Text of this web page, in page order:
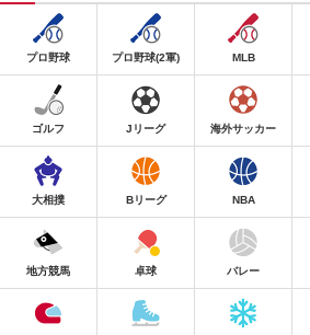
プロ野球 プロ野球(2軍) MLB
ゴルフ Jリーグ 海外サッカー
大相撲 Bリーグ NBA
地方競馬 卓球 バレー